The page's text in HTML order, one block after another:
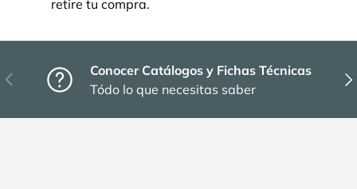
retire tu compra.
Anterior
Conocer Catálogos y Fichas Técnicas
Tódo lo que necesitas saber